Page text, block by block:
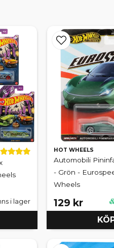
i lager
HOT WHEELS
Automobili
- Grön -
Wheels
129 kr